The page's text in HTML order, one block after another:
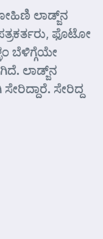
ಲಾಡ್ಜ್‌ನ
ಫೊಟೋ
ಬೆಳಿಗ್ಗೆಯೇ
ಲಾಡ್ಜ್‌ನ
ಸೇರಿದ್ದ